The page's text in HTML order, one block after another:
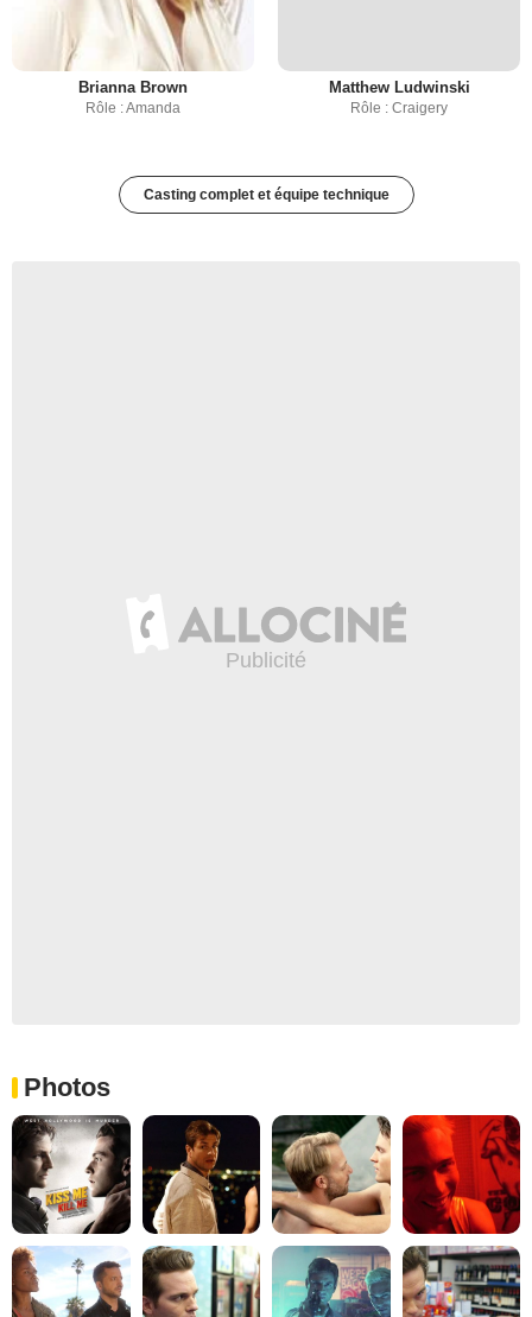
Brianna Brown
Rôle : Amanda
Matthew Ludwinski
Rôle : Craigery
Casting complet et équipe technique
Photos